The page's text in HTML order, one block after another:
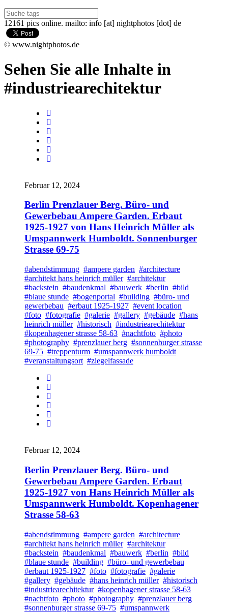
12161 pics online. mailto: info [at] nightphotos [dot] de
© www.nightphotos.de
Sehen Sie alle Inhalte in
#industriearechitektur
Februar 12, 2024
Berlin Prenzlauer Berg. Büro- und
Gewerbebau Ampere Garden. Erbaut
1925-1927 von Hans Heinrich Müller als
Umspannwerk Humboldt. Sonnenburger
Strasse 69-75
#abendstimmung #ampere garden #architecture
#architekt hans heinrich müller #architektur
#backstein #baudenkmal #bauwerk #berlin #bild
#blaue stunde #bogenportal #building #büro- und
gewerbebau #erbaut 1925-1927 #event location
#foto #fotografie #galerie #gallery #gebäude #hans
heinrich müller #historisch #industriearechitektur
#kopenhagener strasse 58-63 #nachtfoto #photo
#photography #prenzlauer berg #sonnenburger strasse
69-75 #treppenturm #umspannwerk humboldt
#veranstaltungsort #ziegelfassade
Februar 12, 2024
Berlin Prenzlauer Berg. Büro- und
Gewerbebau Ampere Garden. Erbaut
1925-1927 von Hans Heinrich Müller als
Umspannwerk Humboldt. Kopenhagener
Strasse 58-63
#abendstimmung #ampere garden #architecture
#architekt hans heinrich müller #architektur
#backstein #baudenkmal #bauwerk #berlin #bild
#blaue stunde #building #büro- und gewerbebau
#erbaut 1925-1927 #foto #fotografie #galerie
#gallery #gebäude #hans heinrich müller #historisch
#industriearechitektur #kopenhagener strasse 58-63
#nachtfoto #photo #photography #prenzlauer berg
#sonnenburger strasse 69-75 #umspannwerk